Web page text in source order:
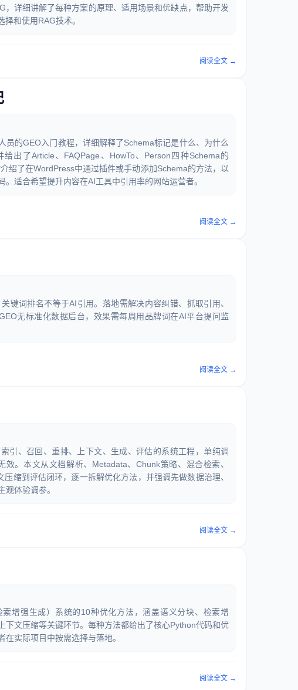
，详细讲解了每种方案的原理、适用场景和优缺点，帮助开发
和使用RAG技术。
阅读全文 →
员的GEO入门教程，详细解释了Schema标记是什么、为什么
出了Article、FAQPage、HowTo、Person四种Schema的
绍了在WordPress中通过插件或手动添加Schema的方法，以
。适合希望提升内容在AI工具中引用率的网站运营者。
阅读全文 →
键词排名不等于AI引用。落地需解决内容纠错、抓取引用、
无标准化数据后台，效果需每周用品牌词在AI平台提问监
阅读全文 →
引、召回、重排、上下文、生成、评估的系统工程，单纯调
效。本文从文档解析、Metadata、Chunk策略、混合检索、
缩到评估闭环，逐一拆解优化方法，并强调先做数据治理、
观体验调参。
阅读全文 →
增强生成）系统的10种优化方法，涵盖语义分块、检索增
下文压缩等关键环节。每种方法都给出了核心Python代码和优
在实际项目中按需选择与落地。
阅读全文 →